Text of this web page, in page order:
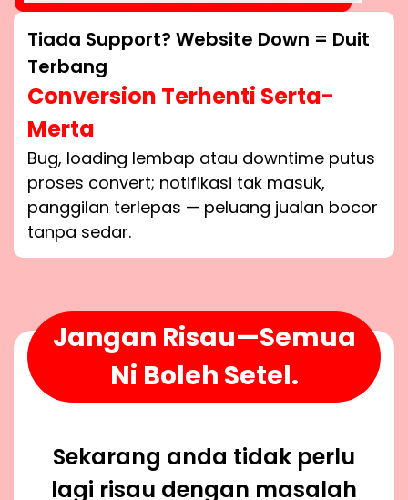
Tiada Support? Website Down = Duit
Terbang
Conversion Terhenti Serta-
Merta
Bug, loading lembap atau downtime putus
proses convert; notifikasi tak masuk,
panggilan terlepas — peluang jualan bocor
tanpa sedar.
Jangan Risau—Semua
Ni Boleh Setel.
Sekarang anda tidak perlu
lagi risau dengan masalah